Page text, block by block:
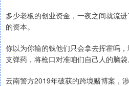
多少老板的创业资金，一夜之间就流
的资本。
你以为你输的钱他们只会拿去挥霍吗
支弹药，将枪口对准咱们自己人的脑袋
云南警方2019年破获的跨境赌博案，